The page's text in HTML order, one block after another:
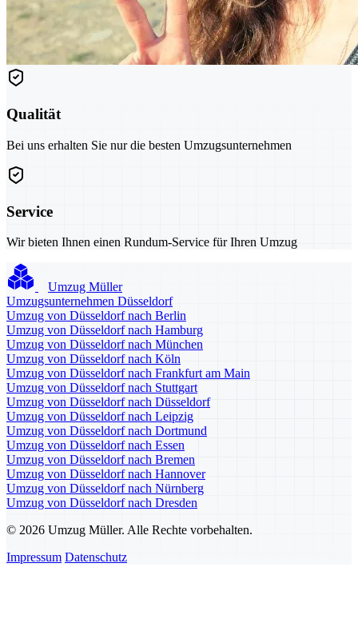
Qualität
Bei uns erhalten Sie nur die besten Umzugsunternehmen
Service
Wir bieten Ihnen einen Rundum-Service für Ihren Umzug
Umzug Müller
Umzugsunternehmen Düsseldorf
Umzug von Düsseldorf nach Berlin
Umzug von Düsseldorf nach Hamburg
Umzug von Düsseldorf nach München
Umzug von Düsseldorf nach Köln
Umzug von Düsseldorf nach Frankfurt am Main
Umzug von Düsseldorf nach Stuttgart
Umzug von Düsseldorf nach Düsseldorf
Umzug von Düsseldorf nach Leipzig
Umzug von Düsseldorf nach Dortmund
Umzug von Düsseldorf nach Essen
Umzug von Düsseldorf nach Bremen
Umzug von Düsseldorf nach Hannover
Umzug von Düsseldorf nach Nürnberg
Umzug von Düsseldorf nach Dresden
© 2026 Umzug Müller. Alle Rechte vorbehalten.
Impressum Datenschutz